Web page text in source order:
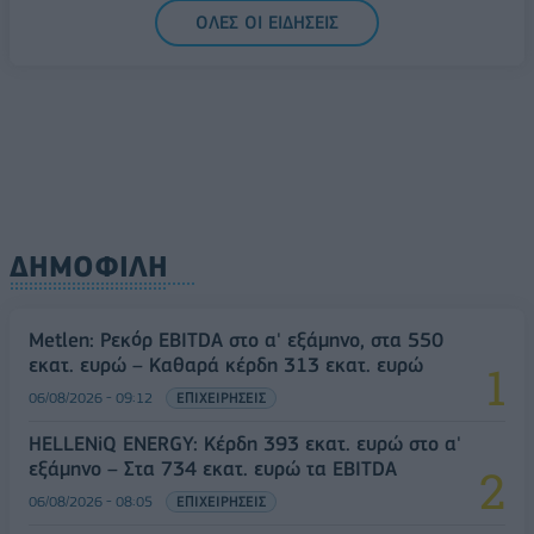
ΟΛΕΣ ΟΙ ΕΙΔΗΣΕΙΣ
ΔΗΜΟΦΙΛΗ
Metlen: Ρεκόρ EBITDA στο α' εξάμηνο, στα 550
εκατ. ευρώ – Καθαρά κέρδη 313 εκατ. ευρώ
06/08/2026 - 09:12 ΕΠΙΧΕΙΡΗΣΕΙΣ
HELLENiQ ENERGY: Κέρδη 393 εκατ. ευρώ στο α'
εξάμηνο – Στα 734 εκατ. ευρώ τα EBITDA
06/08/2026 - 08:05 ΕΠΙΧΕΙΡΗΣΕΙΣ